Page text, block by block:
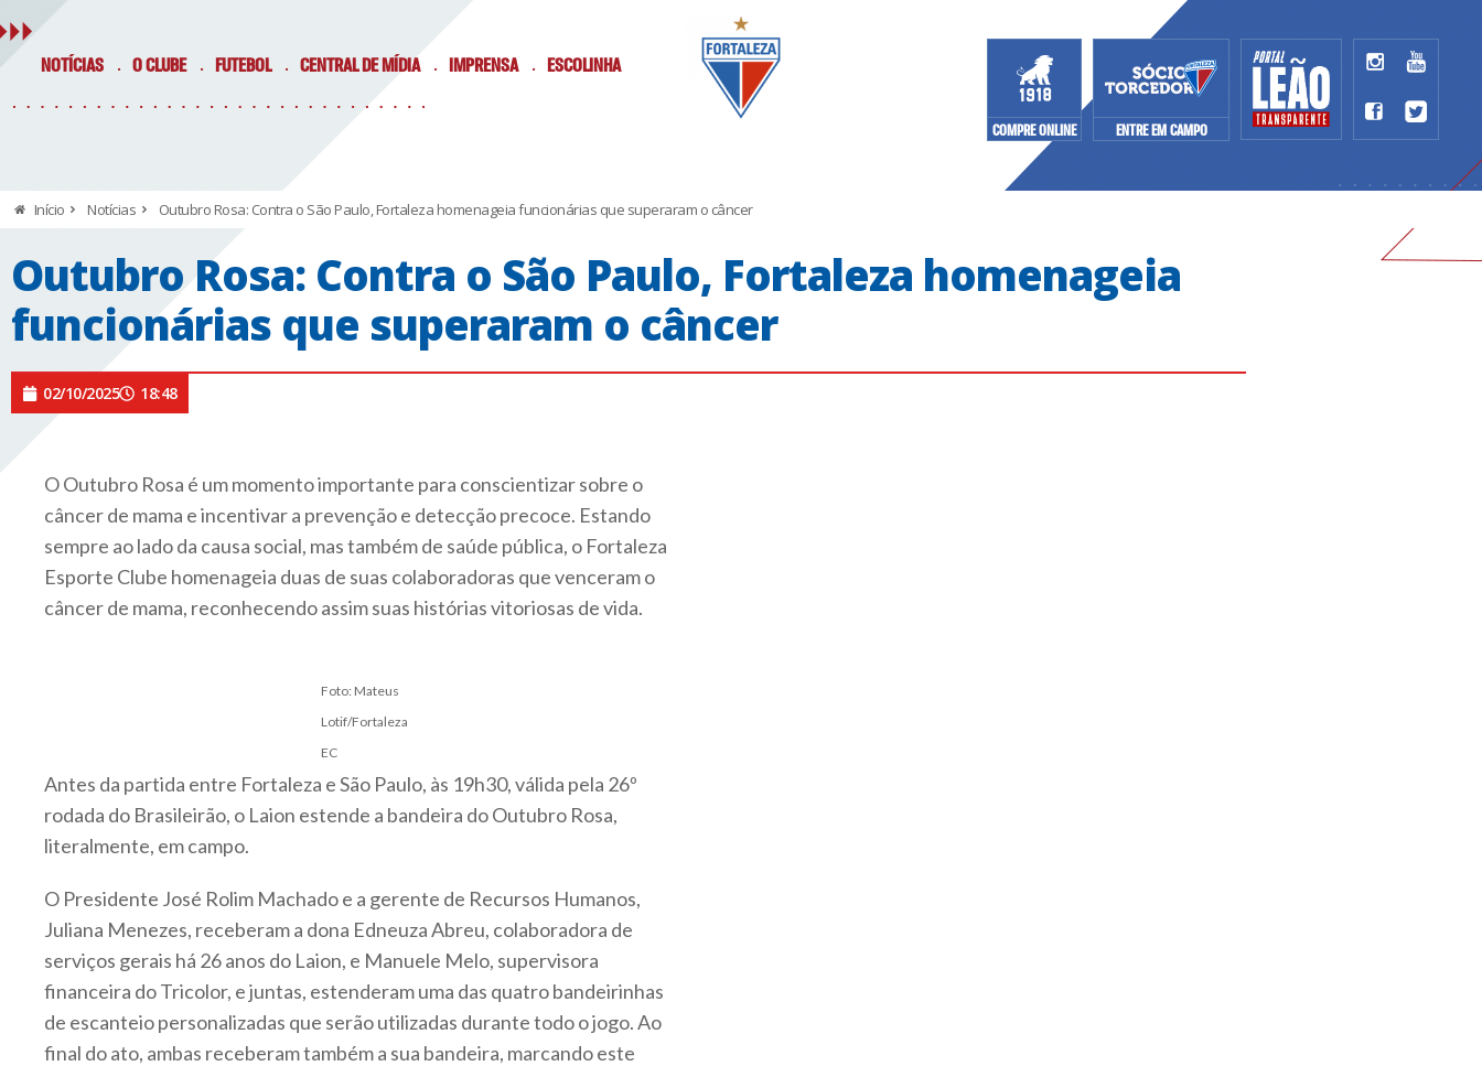
NOTÍCIAS O CLUBE FUTEBOL CENTRAL DE MÍDIA IMPRENSA ESCOLINHA
COMPRE ONLINE ENTRE EM CAMPO
Início Notícias Outubro Rosa: Contra o São Paulo, Fortaleza homenageia funcionárias que superaram o câncer
Outubro Rosa: Contra o São Paulo, Fortaleza homenageia
funcionárias que superaram o câncer
02/10/2025 18:48
O Outubro Rosa é um momento importante para conscientizar sobre o
câncer de mama e incentivar a prevenção e detecção precoce. Estando
sempre ao lado da causa social, mas também de saúde pública, o Fortaleza
Esporte Clube homenageia duas de suas colaboradoras que venceram o
câncer de mama, reconhecendo assim suas histórias vitoriosas de vida.
Foto: Mateus
Lotif/Fortaleza
EC
Antes da partida entre Fortaleza e São Paulo, às 19h30, válida pela 26º
rodada do Brasileirão, o Laion estende a bandeira do Outubro Rosa,
literalmente, em campo.
O Presidente José Rolim Machado e a gerente de Recursos Humanos,
Juliana Menezes, receberam a dona Edneuza Abreu, colaboradora de
serviços gerais há 26 anos do Laion, e Manuele Melo, supervisora
financeira do Tricolor, e juntas, estenderam uma das quatro bandeirinhas
de escanteio personalizadas que serão utilizadas durante todo o jogo. Ao
final do ato, ambas receberam também a sua bandeira, marcando este